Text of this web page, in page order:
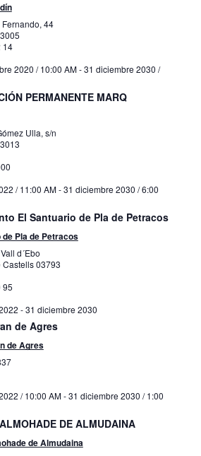
44
14
2020 / 10:00 AM-31 diciembre 2030 /
PERMANENTE MARQ
Ulla, s/n
/ 11:00 AM-31 diciembre 2030 / 6:00
El Santuario de Pla de Petracos
Pla de Petracos
d´Ebo
Castells03793
95
-31 diciembre 2030
de Agres
de Agres
/ 10:00 AM-31 diciembre 2030 / 1:00
DE ALMUDAINA
de Almudaina